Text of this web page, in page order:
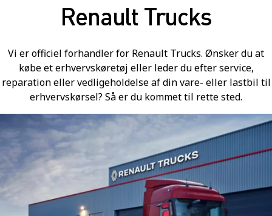
Renault Trucks
Vi er officiel forhandler for Renault Trucks. Ønsker du at
købe et erhvervskøretøj eller leder du efter service,
reparation eller vedligeholdelse af din vare- eller lastbil til
erhvervskørsel? Så er du kommet til rette sted.